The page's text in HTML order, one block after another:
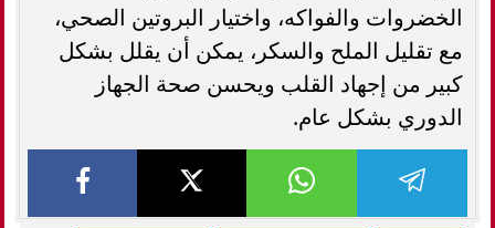
الخضروات والفواكه، واختيار البروتين الصحي،
مع تقليل الملح والسكر، يمكن أن يقلل بشكل
كبير من إجهاد القلب ويحسن صحة الجهاز
الدوري بشكل عام.